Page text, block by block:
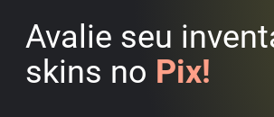
Avalie seu
skins no Pix!